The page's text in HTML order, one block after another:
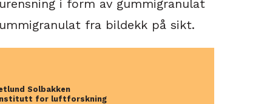
i form av gummigranulat
fra bildekk på sikt.
Solbakken
institutt for luftforskning